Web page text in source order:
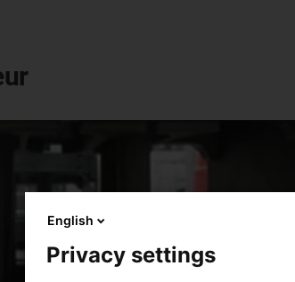
English
Privacy settings